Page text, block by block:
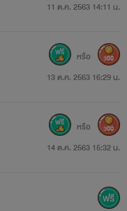
11 ต.ค. 2563 14:11 น.
13 ต.ค. 2563 16:29 น.
หรือ 300
14 ต.ค. 2563 15:32 น.
หรือ 300